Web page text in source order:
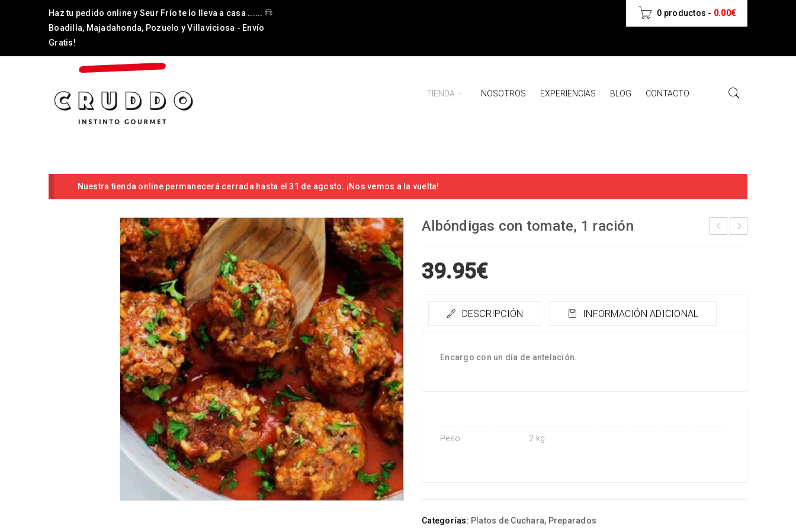
Haz tu pedido online y Seur Frío te lo lleva a casa ......
Boadilla, Majadahonda, Pozuelo y Villaviciosa - Envío
Gratis!
0 productos - 0.00€
TIENDA NOSOTROS EXPERIENCIAS BLOG CONTACTO
Nuestra tienda online permanecerá cerrada hasta el 31 de agosto. ¡Nos vemos a la vuelta!
Albóndigas con tomate, 1 ración
39.95€
DESCRIPCIÓN INFORMACIÓN ADICIONAL
Encargo con un día de antelación.
Peso 2 kg
Categorías: Platos de Cuchara, Preparados